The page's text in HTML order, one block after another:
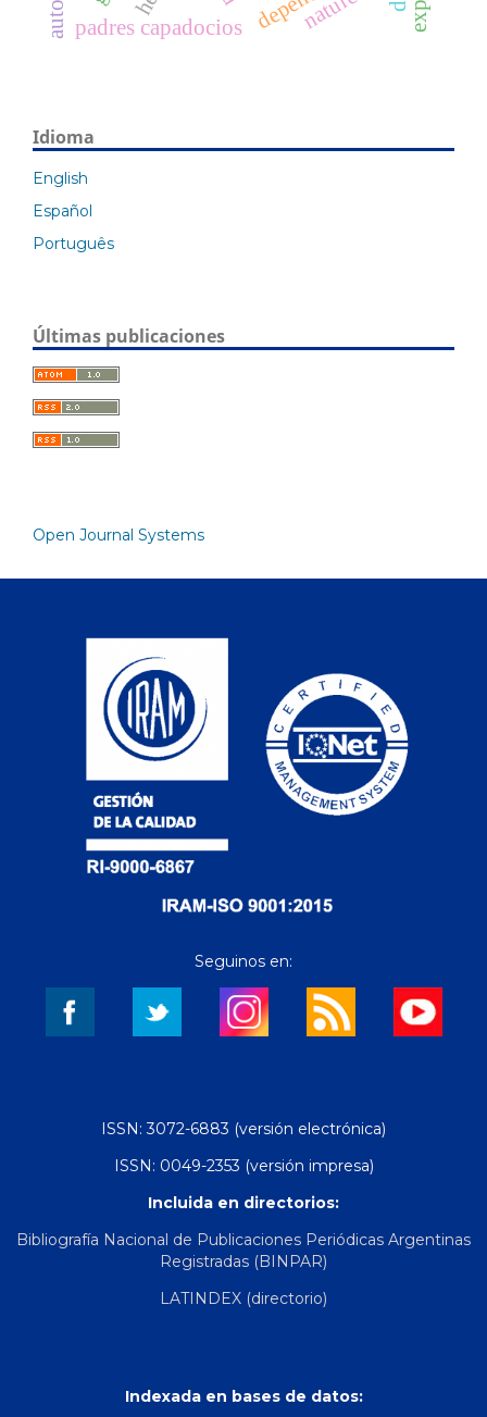
padres capadocios
Idioma
English
Español
Português
Últimas publicaciones
Open Journal Systems
Seguinos en:
ISSN: 3072-6883 (versión electrónica)
ISSN: 0049-2353 (versión impresa)
Incluida en directorios:
Bibliografía Nacional de Publicaciones Periódicas Argentinas
Registradas (BINPAR)
LATINDEX (directorio)
Indexada en bases de datos: